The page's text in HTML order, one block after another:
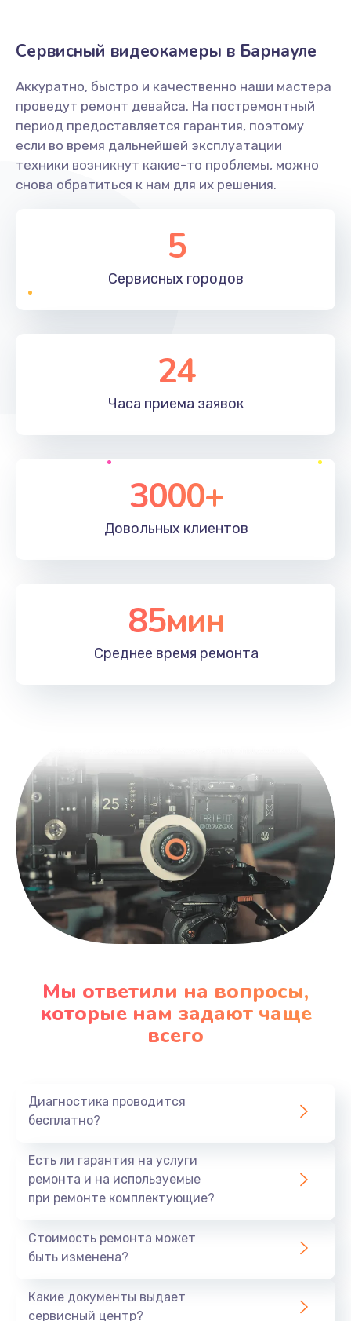
Сервисный видеокамеры в Барнауле
Аккуратно, быстро и качественно наши мастера
проведут ремонт девайса. На постремонтный
период предоставляется гарантия, поэтому
если во время дальнейшей эксплуатации
техники возникнут какие-то проблемы, можно
снова обратиться к нам для их решения.
5
Сервисных городов
24
Часа приема заявок
3000+
Довольных клиентов
85мин
Среднее время ремонта
Мы ответили на вопросы,
которые нам задают чаще
всего
Диагностика проводится
бесплатно?
Есть ли гарантия на услуги
ремонта и на используемые
при ремонте комплектующие?
Стоимость ремонта может
быть изменена?
Какие документы выдает
сервисный центр?